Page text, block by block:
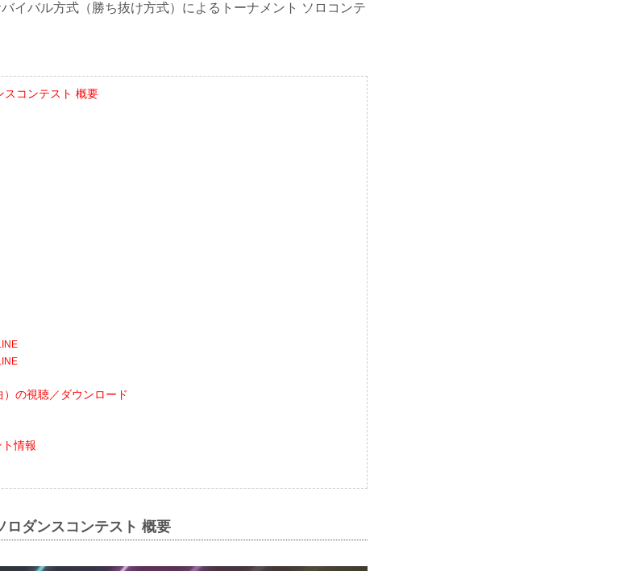
イバル方式（勝ち抜け方式）によるトーナメント ソロコンテ
スコンテスト 概要
の視聴／ダウンロード
情報
ロダンスコンテスト 概要